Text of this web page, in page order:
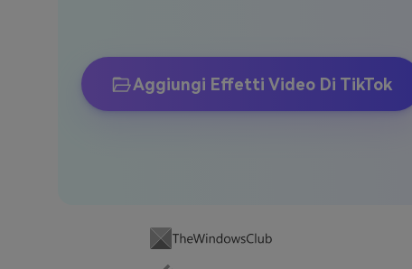
Aggiungi Effetti Video Di TikTok